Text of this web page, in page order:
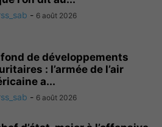
- 6 août 2026
de développements
: l’armée de l’air
a...
- 6 août 2026